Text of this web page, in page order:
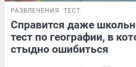
РАЗВЛЕЧЕНИЯ ТЕСТ
Справится даже
тест по географии, в
стыдно ошибиться